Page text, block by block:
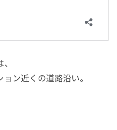
ン近くの道路沿い。